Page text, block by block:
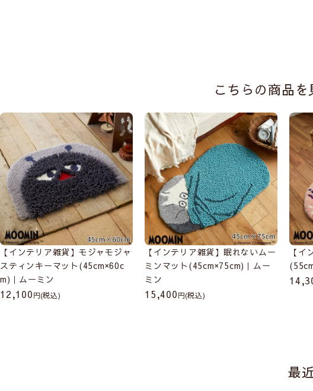
こちらの商品
【インテリア雑貨】モジャモジャ
スティンキーマット(45cm×60c
m)｜ムーミン
12,100 (税込)
【インテリア雑貨】眠れないムー
ミンマット(45cm×75cm)｜ムー
ミン
15,400 (税込)
【イ
最